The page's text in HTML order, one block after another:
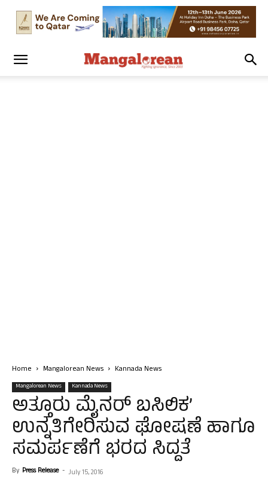
Home Mangalorean News Kannada News
Mangalorean News Kannada News
ಅತ್ತೂರು ಮೈನರ್ ಬಸಿಲಿಕ’
ಉನ್ನತಿಗೇರಿಸುವ ಘೋಷಣೆ ಹಾಗೂ
ಸಮರ್ಪಣೆಗೆ ಭರದ ಸಿದ್ದತೆ
By Press Release - July 15, 2016